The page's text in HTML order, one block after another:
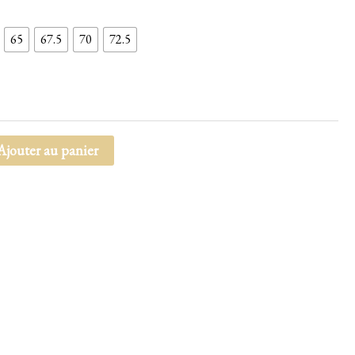
65 67.5 70 72.5
au panier